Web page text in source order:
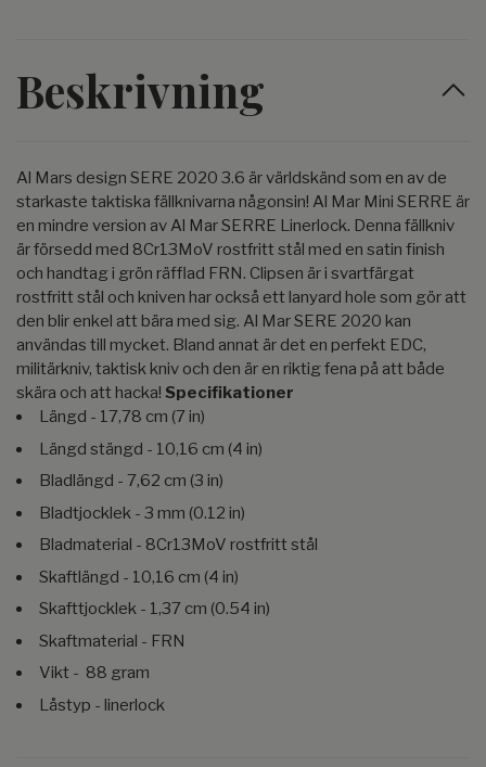
Beskrivning
Al Mars design SERE 2020 3.6 är världskänd som en av de
starkaste taktiska fällknivarna någonsin! Al Mar Mini SERRE är
en mindre version av Al Mar SERRE Linerlock. Denna fällkniv
är försedd med 8Cr13MoV rostfritt stål med en satin finish
och handtag i grön räfflad FRN. Clipsen är i svartfärgat
rostfritt stål och kniven har också ett lanyard hole som gör att
den blir enkel att bära med sig. Al Mar SERE 2020 kan
användas till mycket. Bland annat är det en perfekt EDC,
militärkniv, taktisk kniv och den är en riktig fena på att både
skära och att hacka! Specifikationer
Längd - 17,78 cm (7 in)
Längd stängd - 10,16 cm (4 in)
Bladlängd - 7,62 cm (3 in)
Bladtjocklek - 3 mm (0.12 in)
Bladmaterial - 8Cr13MoV rostfritt stål
Skaftlängd - 10,16 cm (4 in)
Skafttjocklek - 1,37 cm (0.54 in)
Skaftmaterial - FRN
Vikt - 88 gram
Låstyp - linerlock